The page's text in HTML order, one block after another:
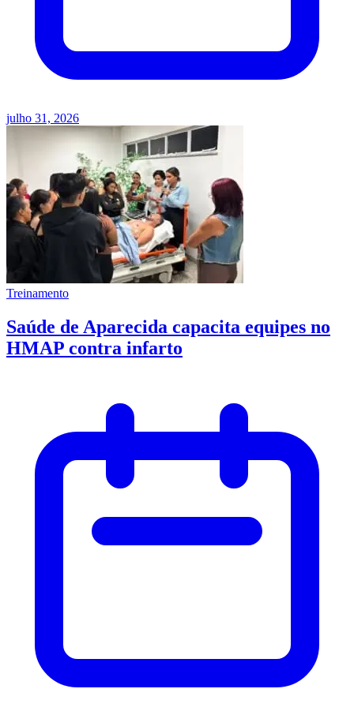
julho 31, 2026
Treinamento
Saúde de Aparecida capacita equipes no
HMAP contra infarto